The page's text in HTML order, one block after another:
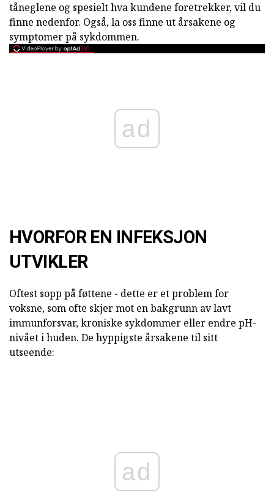
tåneglene og spesielt hva kundene foretrekker, vil du
finne nedenfor. Også, la oss finne ut årsakene og
symptomer på sykdommen.
ad
HVORFOR EN INFEKSJON
UTVIKLER
Oftest sopp på føttene - dette er et problem for
voksne, som ofte skjer mot en bakgrunn av lavt
immunforsvar, kroniske sykdommer eller endre pH-
nivået i huden. De hyppigste årsakene til sitt
utseende:
ad